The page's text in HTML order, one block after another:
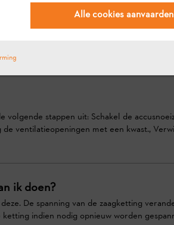
voer je de volgende stappen uit:
(volledig geladen) en oplaadapparaat.,
volgende stappen uit: Schakel de
ventilatieopeningen met een kwast.,
ik doen?
De spanning van de zaagketting
indien nodig opnieuw worden
Alle cookies aanvaarden